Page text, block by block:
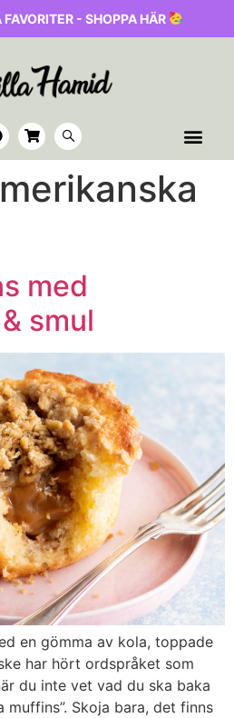
- SHOPPA HÄR
med
smul
en gömma av kola, toppade
har hört ordspråket som
du inte vet vad du ska baka
muffins”. Skoja bara, det finns